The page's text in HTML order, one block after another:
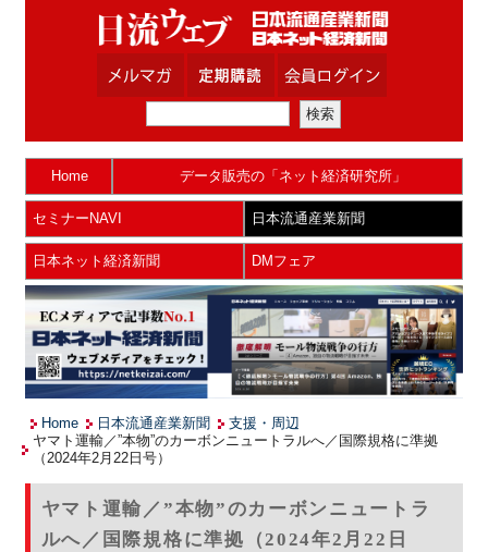
Home データ販売の「ネット経済研究所」
セミナーNAVI 日本流通産業新聞
日本ネット経済新聞 DMフェア
Home 日本流通産業新聞
支援・周辺
ヤマト運輸／”本物”のカーボンニュートラルへ／国際規格に準拠
（2024年2月22日号）
ヤマト運輸／”本物”のカーボンニュートラ
ルへ／国際規格に準拠（2024年2月22日